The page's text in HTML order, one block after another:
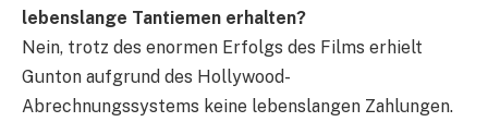
lebenslange Tantiemen erhalten?
Nein, trotz des enormen Erfolgs des Films erhielt
Gunton aufgrund des Hollywood-
Abrechnungssystems keine lebenslangen Zahlungen.